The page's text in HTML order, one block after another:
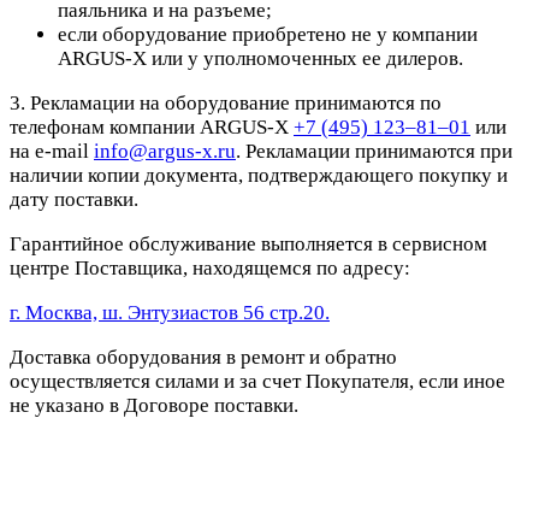
паяльника и на разъеме;
если оборудование приобретено не у компании
ARGUS-X или у уполномоченных ее дилеров.
3. Рекламации на оборудование принимаются по
телефонам компании ARGUS-X +7 (495) 123–81–01 или
на e-mail info@argus-x.ru. Рекламации принимаются при
наличии копии документа, подтверждающего покупку и
дату поставки.
Гарантийное обслуживание выполняется в сервисном
центре Поставщика, находящемся по адресу:
г. Москва, ш. Энтузиастов 56 стр.20.
Доставка оборудования в ремонт и обратно
осуществляется силами и за счет Покупателя, если иное
не указано в Договоре поставки.